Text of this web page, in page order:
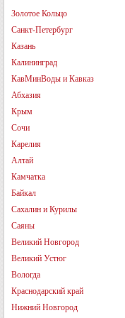
Золотое Кольцо
Санкт-Петербург
Казань
Калининград
КавМинВоды и Кавказ
Абхазия
Крым
Сочи
Карелия
Алтай
Камчатка
Байкал
Сахалин и Курилы
Саяны
Великий Новгород
Великий Устюг
Вологда
Краснодарский край
Нижний Новгород